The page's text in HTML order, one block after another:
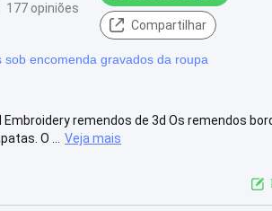
177 opiniões
Compartilhar
sob encomenda gravados da roupa
remendos de 3d Os remendos
O ...
Veja mais